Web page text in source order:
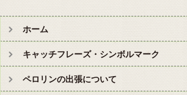
ホーム
キャッチフレーズ・シンボルマーク
ペロリンの出張について